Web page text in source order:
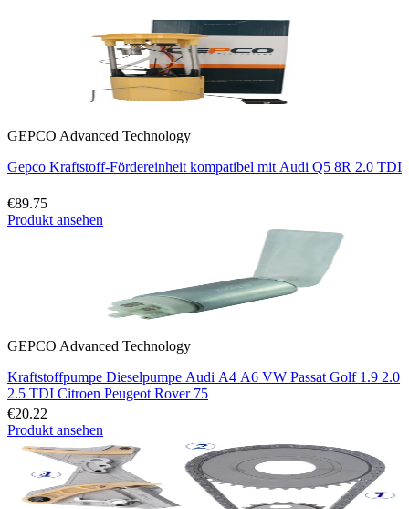
GEPCO Advanced Technology
Gepco Kraftstoff-Fördereinheit kompatibel mit Audi Q5 8R 2.0 TDI
€89.75
Produkt ansehen
GEPCO Advanced Technology
Kraftstoffpumpe Dieselpumpe Audi A4 A6 VW Passat Golf 1.9 2.0
2.5 TDI Citroen Peugeot Rover 75
€20.22
Produkt ansehen